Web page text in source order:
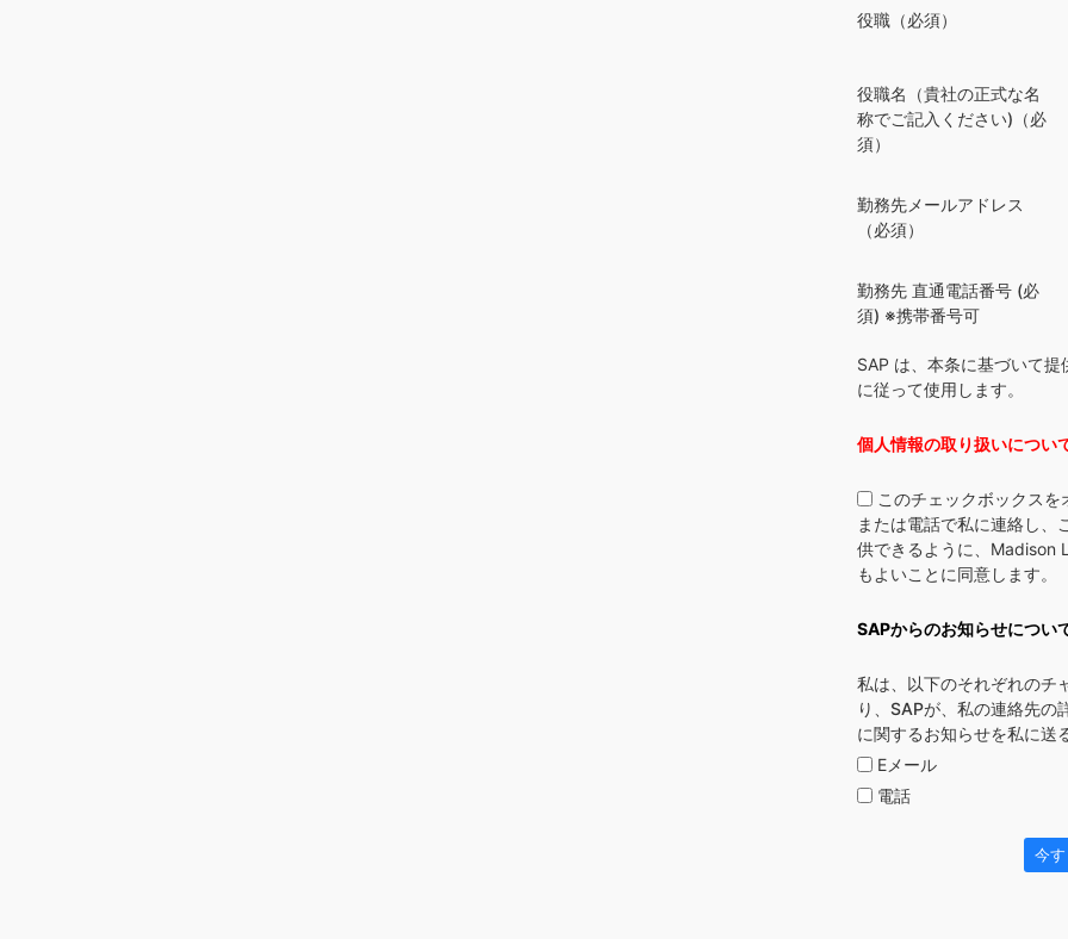
役職（必須）
役職名（貴社の正式な名
称でご記入ください)（必
須）
勤務先メールアドレス
（必須）
勤務先 直通電話番号 (必
須) ※携帯番号可
SAP は、本条に基づいて
に従って使用します。
個人情報の取り扱いについ
このチェックボックス
または電話で私に連絡し、
供できるように、Madison
もよいことに同意します。
SAPからのお知らせについ
私は、以下のそれぞれのチ
り、SAPが、私の連絡先の
に関するお知らせを私に送
Eメール
電話
今